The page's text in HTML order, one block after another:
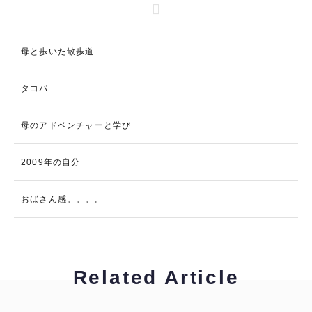
母と歩いた散歩道
タコパ
母のアドベンチャーと学び
2009年の自分
おばさん感。。。。
Related Article